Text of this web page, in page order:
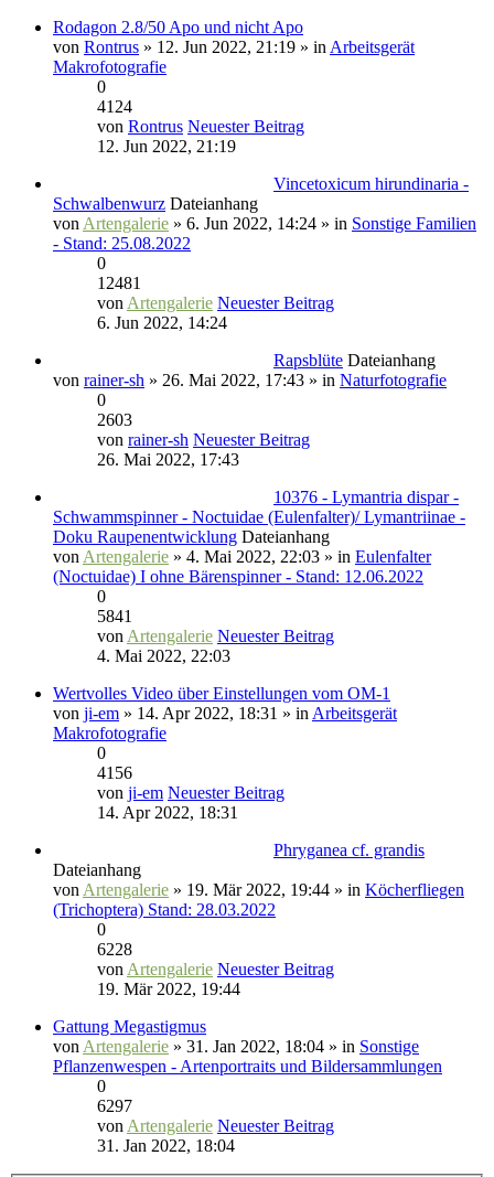
Rodagon 2.8/50 Apo und nicht Apo
von Rontrus » 12. Jun 2022, 21:19 » in Arbeitsgerät
Makrofotografie
0
4124
von Rontrus Neuester Beitrag
12. Jun 2022, 21:19
Vincetoxicum hirundinaria -
Schwalbenwurz Dateianhang
von Artengalerie » 6. Jun 2022, 14:24 » in Sonstige Familien
- Stand: 25.08.2022
0
12481
von Artengalerie Neuester Beitrag
6. Jun 2022, 14:24
Rapsblüte Dateianhang
von rainer-sh » 26. Mai 2022, 17:43 » in Naturfotografie
0
2603
von rainer-sh Neuester Beitrag
26. Mai 2022, 17:43
10376 - Lymantria dispar -
Schwammspinner - Noctuidae (Eulenfalter)/ Lymantriinae -
Doku Raupenentwicklung Dateianhang
von Artengalerie » 4. Mai 2022, 22:03 » in Eulenfalter
(Noctuidae) I ohne Bärenspinner - Stand: 12.06.2022
0
5841
von Artengalerie Neuester Beitrag
4. Mai 2022, 22:03
Wertvolles Video über Einstellungen vom OM-1
von ji-em » 14. Apr 2022, 18:31 » in Arbeitsgerät
Makrofotografie
0
4156
von ji-em Neuester Beitrag
14. Apr 2022, 18:31
Phryganea cf. grandis
Dateianhang
von Artengalerie » 19. Mär 2022, 19:44 » in Köcherfliegen
(Trichoptera) Stand: 28.03.2022
0
6228
von Artengalerie Neuester Beitrag
19. Mär 2022, 19:44
Gattung Megastigmus
von Artengalerie » 31. Jan 2022, 18:04 » in Sonstige
Pflanzenwespen - Artenportraits und Bildersammlungen
0
6297
von Artengalerie Neuester Beitrag
31. Jan 2022, 18:04